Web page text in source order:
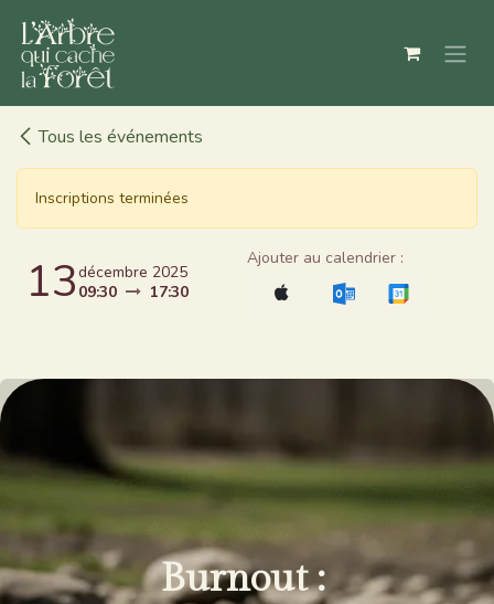
Se rendre au contenu
Tous les événements
Inscriptions terminées
13décembre 2025
09:30
17:30
Ajouter au calendrier :
Burnout :